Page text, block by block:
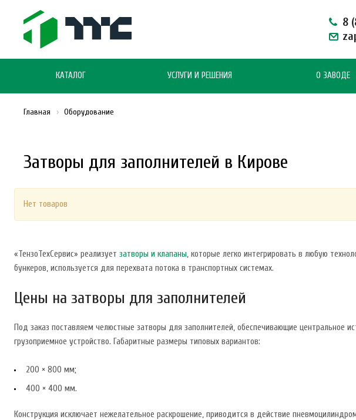
8
КАТАЛОГ УСЛУГИ И РЕШЕНИЯ О ЗАВОДЕ
Затворы для заполнителей в Кирове
Главная Оборудование
Нет товаров
«ТензоТехСервис» реализует затворы и клапаны, которые легко интегрировать в любую
бункеров, используется для перехвата потока в транспортных системах.
Цены на затворы для заполнителей
Под заказ поставляем челюстные затворы для заполнителей, обеспечивающие центральное
грузоприемное устройство. Габаритные размеры типовых вариантов:
200 × 800 мм;
400 × 400 мм.
Конструкция исключает нежелательное раскрошение, приводится в действие